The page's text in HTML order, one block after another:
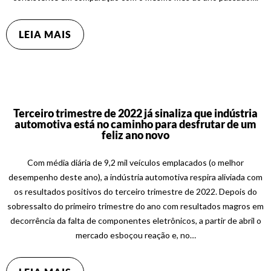
LEIA MAIS
Terceiro trimestre de 2022 já sinaliza que indústria
automotiva está no caminho para desfrutar de um
feliz ano novo
Com média diária de 9,2 mil veículos emplacados (o melhor
desempenho deste ano), a indústria automotiva respira aliviada com
os resultados positivos do terceiro trimestre de 2022. Depois do
sobressalto do primeiro trimestre do ano com resultados magros em
decorrência da falta de componentes eletrônicos, a partir de abril o
mercado esboçou reação e, no…